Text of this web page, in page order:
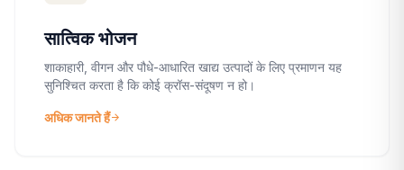
सात्विक भोजन
शाकाहारी, वीगन और पौधे-आधारित खाद्य उत्पादों के लिए प्रमाणन यह
सुनिश्चित करता है कि कोई क्रॉस-संदूषण न हो।
अधिक जानते हैंarrow_forward